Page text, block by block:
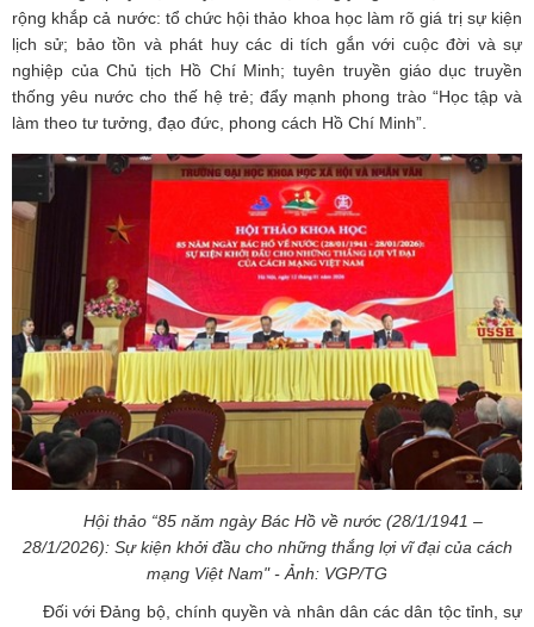
rộng khắp cả nước: tổ chức hội thảo khoa học làm rõ giá trị sự kiện
lịch sử; bảo tồn và phát huy các di tích gắn với cuộc đời và sự
nghiệp của Chủ tịch Hồ Chí Minh; tuyên truyền giáo dục truyền
thống yêu nước cho thế hệ trẻ; đẩy mạnh phong trào “Học tập và
làm theo tư tưởng, đạo đức, phong cách Hồ Chí Minh”.
Hội thảo “85 năm ngày Bác Hồ về nước (28/1/1941 –
28/1/2026): Sự kiện khởi đầu cho những thắng lợi vĩ đại của cách
mạng Việt Nam" - Ảnh: VGP/TG
Đối với Đảng bộ, chính quyền và nhân dân các dân tộc tỉnh, sự